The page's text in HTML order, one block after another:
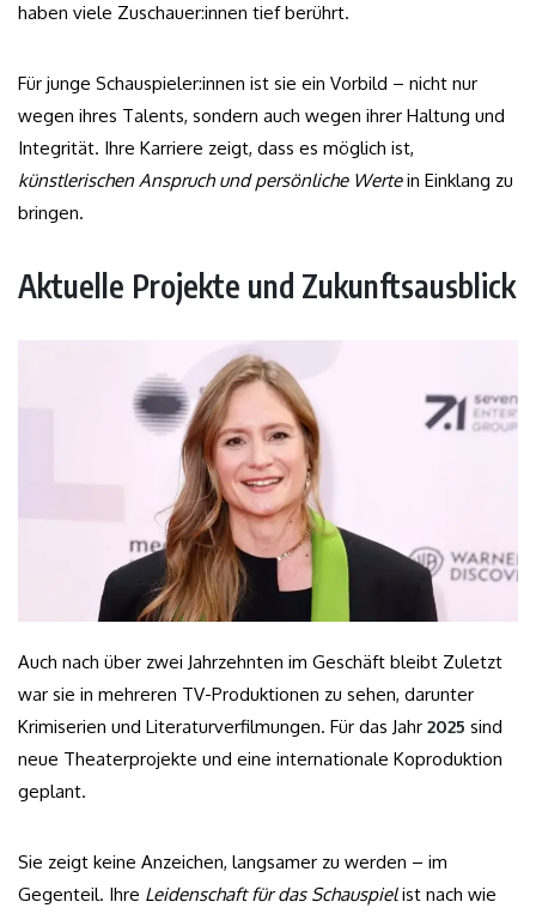
haben viele Zuschauer:innen tief berührt.
Für junge Schauspieler:innen ist sie ein Vorbild – nicht nur
wegen ihres Talents, sondern auch wegen ihrer Haltung und
Integrität. Ihre Karriere zeigt, dass es möglich ist,
künstlerischen Anspruch und persönliche Wertein Einklang zu
bringen.
Aktuelle Projekte und Zukunftsausblick
Auch nach über zwei Jahrzehnten im Geschäft bleibt Zuletzt
war sie in mehreren TV-Produktionen zu sehen, darunter
Krimiserien und Literaturverfilmungen. Für das Jahr 2025 sind
neue Theaterprojekte und eine internationale Koproduktion
geplant.
Sie zeigt keine Anzeichen, langsamer zu werden – im
Gegenteil. Ihre Leidenschaft für das Schauspielist nach wie